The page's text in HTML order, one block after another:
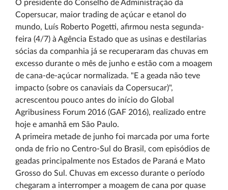
O presidente do Conselho de Administração da
Copersucar, maior trading de açúcar e etanol do
mundo, Luís Roberto Pogetti, afirmou nesta segunda-
feira (4/7) à Agência Estado que as usinas e destilarias
sócias da companhia já se recuperaram das chuvas em
excesso durante o mês de junho e estão com a moagem
de cana-de-açúcar normalizada. "E a geada não teve
impacto (sobre os canaviais da Copersucar)",
acrescentou pouco antes do início do Global
Agribusiness Forum 2016 (GAF 2016), realizado entre
hoje e amanhã em São Paulo.
A primeira metade de junho foi marcada por uma forte
onda de frio no Centro-Sul do Brasil, com episódios de
geadas principalmente nos Estados de Paraná e Mato
Grosso do Sul. Chuvas em excesso durante o período
chegaram a interromper a moagem de cana por quase